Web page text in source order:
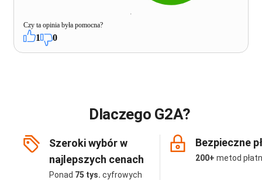
Czy ta opinia była pomocna?
1 0
Dlaczego G2A?
Szeroki wybór w
najlepszych cenach
Ponad 75 tys. cyfrowych
Bezpieczne
200+ metod